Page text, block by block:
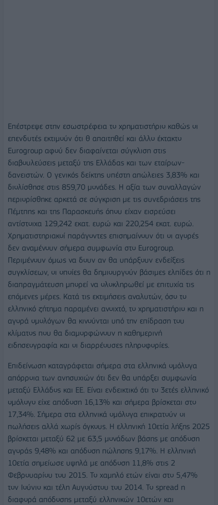
Eπέστρεψε στην εσωστρέφεια το χρηματιστήριο καθώς οι
επενδυτές εκτιμούν ότι θ απαιτηθεί και άλλο έκτακτο
Eurogroup αφού δεν διαφαίνεται σύγκλιση στις
διαβουλεύσεις μεταξύ της Ελλάδας και των εταίρων-
δανειστών. Ο γενικός δείκτης υπέστη απώλειες 3,83% και
διολίσθησε στις 859,70 μονάδες. Η αξία των συναλλαγών
περιορίσθηκε αρκετά σε σύγκριση με τις συνεδριάσεις της
Πέμτπης και της Παρασκευής όπου είχαν εισρεύσει
αντίστοιχα 129,242 εκατ. ευρώ και 220,254 εκατ. ευρώ.
Χρηματιστηριακοί παράγοντες επισημαίνουν ότι οι αγορές
δεν αναμένουν σήμερα συμφωνία στο Eurogroup.
Περιμένουν όμως να δουν αν θα υπάρξουν ενδείξεις
συγκλίσεων, οι οποίες θα δημιουργούν βάσιμες ελπίδες ότι η
διαπραγμάτευση μπορεί να ολοκληρωθεί με επιτυχία τις
επόμενες μέρες. Κατά τις εκτιμήσεις αναλυτών, όσο το
ελληνικό ζήτημα παραμένει ανοιχτό, το χρηματιστήριο και η
αγορά ομολόγων θα κινούνται υπό την επίδραση του
κλίματος που θα διαμορφώνουν η καθημερινή
ειδησεογραφία και οι διαρρέουσες πληροφορίες.
Επιδείνωση καταγράφεται σήμερα στα ελληνικά ομόλογα
απόρροια των ανησυχιών ότι δεν θα υπάρξει συμφωνία
μεταξύ Ελλάδος και ΕΕ. Είναι ενδεικτικό ότι το 3ετές ελληνικό
ομόλογο είχε απόδοση 16,13% και σήμερα βρίσκεται στο
17,34%. Σήμερα στα ελληνικά ομόλογα επικρατούν οι
πωλήσεις αλλά χωρίς όγκους. Η ελληνική 10ετία λήξης 2025
βρίσκεται μεταξύ 62 με 63,5 μονάδων βάσης με απόδοση
αγοράς 9,48% και απόδοση πώλησης 9,17%. Η ελληνική
10ετία σημείωσε υψηλά με απόδοση 11,8% στις 2
Φεβρουαρίου του 2015. Το χαμηλό ετών είναι στο 5,47%
τον Ιούνιο και τέλη Αυγούστου του 2014. Το spread η
διαφορά απόδοσης μεταξύ ελληνικών 10ετών και